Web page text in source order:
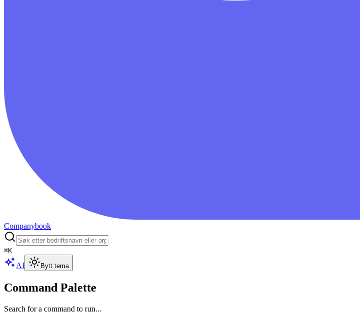
Companybook
⌘K
AI Bytt tema
Command Palette
Search for a command to run...